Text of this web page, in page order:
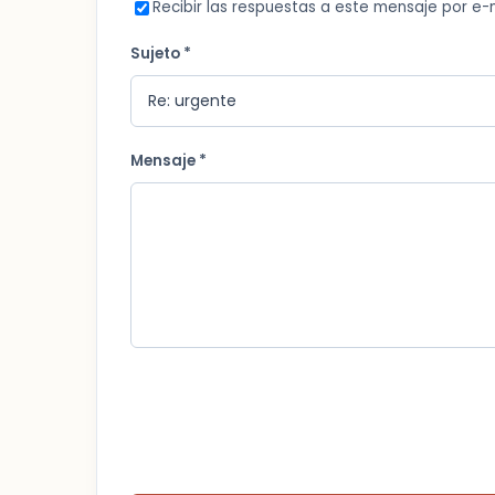
Recibir las respuestas a este mensaje por e-
Sujeto *
Mensaje *